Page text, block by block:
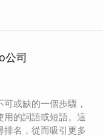
公司
或缺的一個步驟，
用的詞語或短語。這
排名，從而吸引更多